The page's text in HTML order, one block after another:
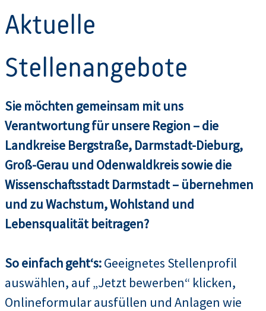
Aktuelle
Stellenangebote
Sie möchten gemeinsam mit uns
Verantwortung für unsere Region – die
Landkreise Bergstraße, Darmstadt-Dieburg,
Groß-Gerau und Odenwaldkreis sowie die
Wissenschaftsstadt Darmstadt – übernehmen
und zu Wachstum, Wohlstand und
Lebensqualität beitragen?
So einfach geht‘s:Geeignetes Stellenprofil
auswählen, auf „Jetzt bewerben“ klicken,
Onlineformular ausfüllen und Anlagen wie